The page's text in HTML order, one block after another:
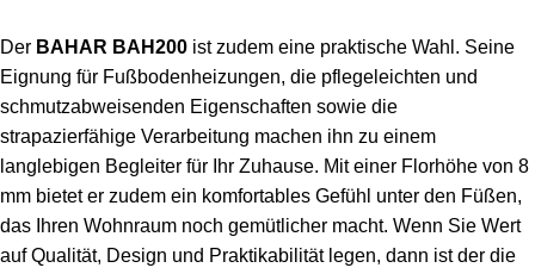
Der BAHAR BAH200 ist zudem eine praktische Wahl. Seine
Eignung für Fußbodenheizungen, die pflegeleichten und
schmutzabweisenden Eigenschaften sowie die
strapazierfähige Verarbeitung machen ihn zu einem
langlebigen Begleiter für Ihr Zuhause. Mit einer Florhöhe von 8
mm bietet er zudem ein komfortables Gefühl unter den Füßen,
das Ihren Wohnraum noch gemütlicher macht. Wenn Sie Wert
auf Qualität, Design und Praktikabilität legen, dann ist der die